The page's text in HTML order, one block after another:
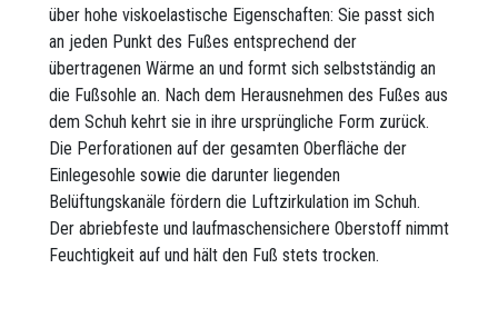
über hohe viskoelastische Eigenschaften: Sie passt sich
an jeden Punkt des Fußes entsprechend der
übertragenen Wärme an und formt sich selbstständig an
die Fußsohle an. Nach dem Herausnehmen des Fußes aus
dem Schuh kehrt sie in ihre ursprüngliche Form zurück.
Die Perforationen auf der gesamten Oberfläche der
Einlegesohle sowie die darunter liegenden
Belüftungskanäle fördern die Luftzirkulation im Schuh.
Der abriebfeste und laufmaschensichere Oberstoff nimmt
Feuchtigkeit auf und hält den Fuß stets trocken.